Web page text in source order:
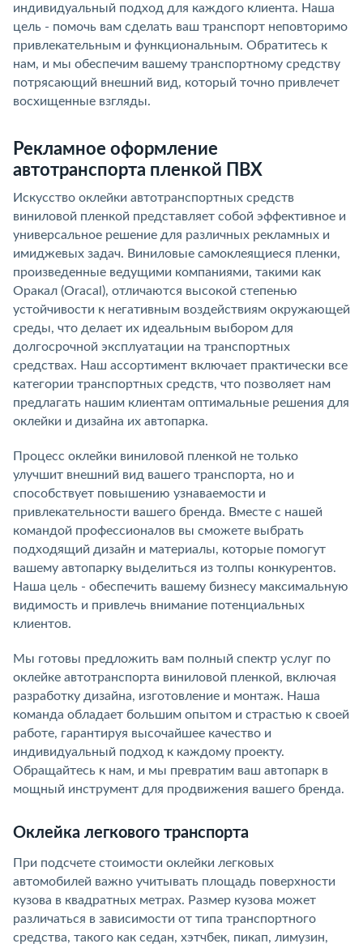
индивидуальный подход для каждого клиента. Наша
цель - помочь вам сделать ваш транспорт неповторимо
привлекательным и функциональным. Обратитесь к
нам, и мы обеспечим вашему транспортному средству
потрясающий внешний вид, который точно привлечет
восхищенные взгляды.
Рекламное оформление
автотранспорта пленкой ПВХ
Искусство оклейки автотранспортных средств
виниловой пленкой представляет собой эффективное и
универсальное решение для различных рекламных и
имиджевых задач. Виниловые самоклеящиеся пленки,
произведенные ведущими компаниями, такими как
Оракал (Oracal), отличаются высокой степенью
устойчивости к негативным воздействиям окружающей
среды, что делает их идеальным выбором для
долгосрочной эксплуатации на транспортных
средствах. Наш ассортимент включает практически все
категории транспортных средств, что позволяет нам
предлагать нашим клиентам оптимальные решения для
оклейки и дизайна их автопарка.
Процесс оклейки виниловой пленкой не только
улучшит внешний вид вашего транспорта, но и
способствует повышению узнаваемости и
привлекательности вашего бренда. Вместе с нашей
командой профессионалов вы сможете выбрать
подходящий дизайн и материалы, которые помогут
вашему автопарку выделиться из толпы конкурентов.
Наша цель - обеспечить вашему бизнесу максимальную
видимость и привлечь внимание потенциальных
клиентов.
Мы готовы предложить вам полный спектр услуг по
оклейке автотранспорта виниловой пленкой, включая
разработку дизайна, изготовление и монтаж. Наша
команда обладает большим опытом и страстью к своей
работе, гарантируя высочайшее качество и
индивидуальный подход к каждому проекту.
Обращайтесь к нам, и мы превратим ваш автопарк в
мощный инструмент для продвижения вашего бренда.
Оклейка легкового транспорта
При подсчете стоимости оклейки легковых
автомобилей важно учитывать площадь поверхности
кузова в квадратных метрах. Размер кузова может
различаться в зависимости от типа транспортного
средства, такого как седан, хэтчбек, пикап, лимузин,